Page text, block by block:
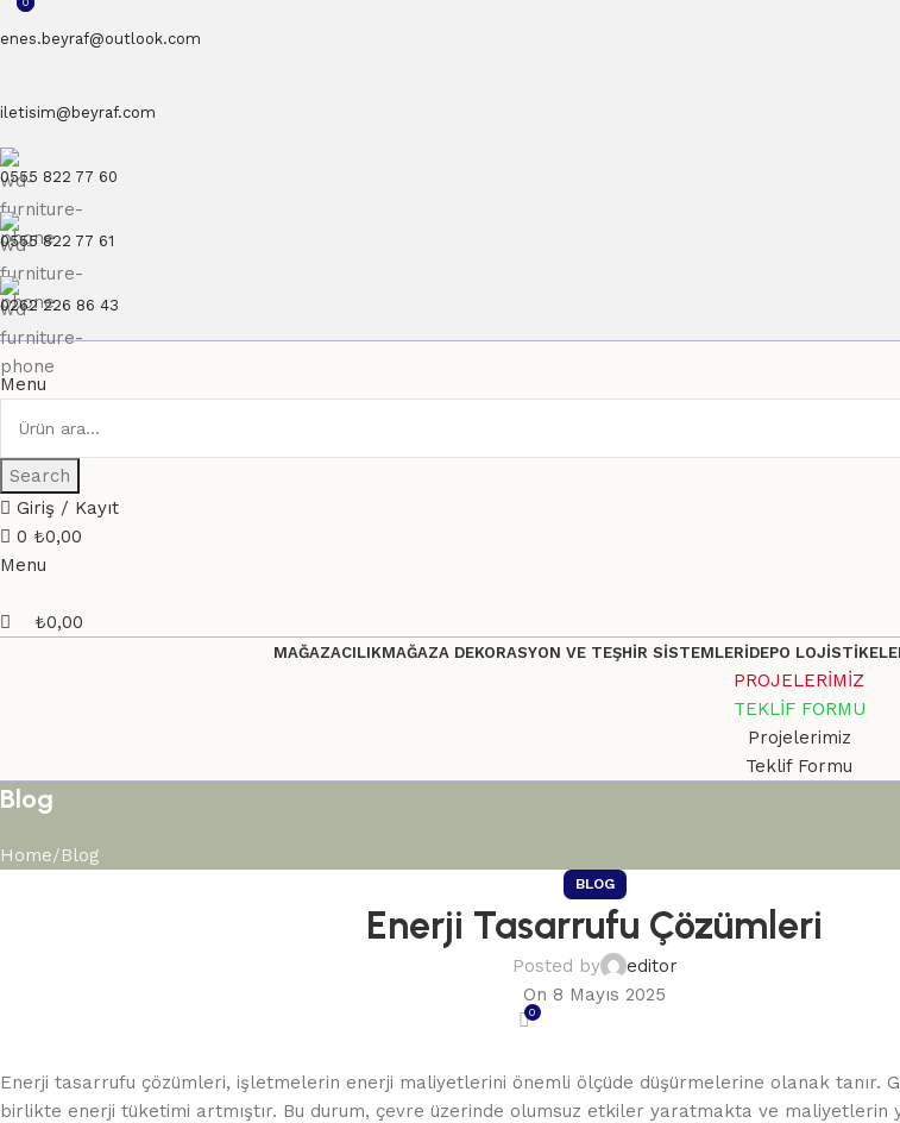
enes.beyraf@outlook.com
iletisim@beyraf.com
0555 822 77 60
0555 822 77 61
0262 226 86 43
Menu
Search
Giriş / Kayıt
0 ₺0,00
Menu
0
₺0,00
MAĞAZACILIKMAĞAZA DEKORASYON VE TEŞHİR SİSTEMLERİDEPO LOJİSTİK
PROJELERİMİZ
TEKLİF FORMU
Projelerimiz
Teklif Formu
Blog
Home Blog
BLOG
Enerji Tasarrufu Çözümleri
Posted by
editor
On 8 Mayıs 2025
0
Enerji tasarrufu çözümleri, işletmelerin enerji maliyetlerini önemli ölçüde düşürmelerine olanak tanır.
birlikte enerji tüketimi artmıştır. Bu durum, çevre üzerinde olumsuz etkiler yaratmakta ve maliyetlerin
0